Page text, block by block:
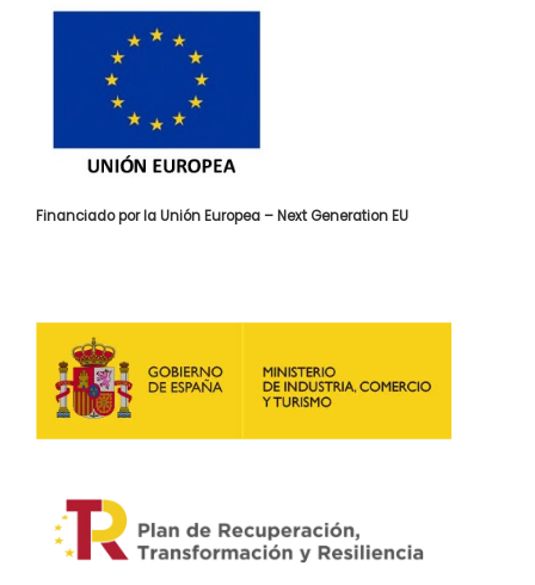
Financiado por la Unión Europea – Next Generation EU